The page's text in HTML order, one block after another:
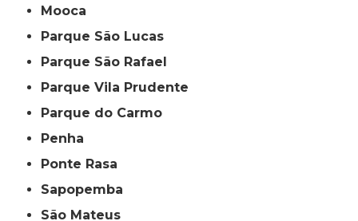
Mooca
Parque São Lucas
Parque São Rafael
Parque Vila Prudente
Parque do Carmo
Penha
Ponte Rasa
Sapopemba
São Mateus